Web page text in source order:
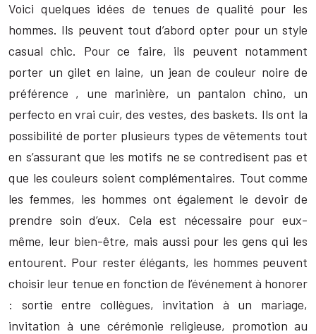
Voici quelques idées de tenues de qualité pour les
hommes. Ils peuvent tout d’abord opter pour un style
casual chic. Pour ce faire, ils peuvent notamment
porter un gilet en laine, un jean de couleur noire de
préférence , une marinière, un pantalon chino, un
perfecto en vrai cuir, des vestes, des baskets. Ils ont la
possibilité de porter plusieurs types de vêtements tout
en s’assurant que les motifs ne se contredisent pas et
que les couleurs soient complémentaires. Tout comme
les femmes, les hommes ont également le devoir de
prendre soin d’eux. Cela est nécessaire pour eux-
même, leur bien-être, mais aussi pour les gens qui les
entourent. Pour rester élégants, les hommes peuvent
choisir leur tenue en fonction de l’événement à honorer
: sortie entre collègues, invitation à un mariage,
invitation à une cérémonie religieuse, promotion au